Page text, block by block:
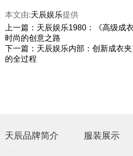
本文由:天辰娱乐提供
上一篇：天辰娱乐1980：《高级成
时尚的创意之路
下一篇：天辰娱乐内部：创新成衣
的全过程
天辰品牌简介 服装展示